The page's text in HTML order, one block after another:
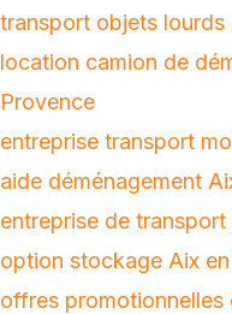
transport objets lourds
location camion de
Provence
entreprise transport
aide déménagement
entreprise de
option stockage Aix
offres promotionnelles